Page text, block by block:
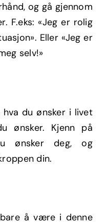
og gå gjennom
F.eks: «Jeg er rolig
Eller «Jeg er
selv!»
du ønsker i livet
ønsker. Kjenn på
ønsker deg, og
din.
å være i denne